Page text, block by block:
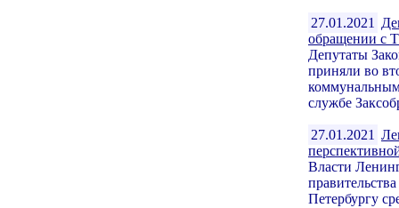
27.01.2021
обращении с
Депутаты
приняли во
службе
27.01.2021
Власти
Петербургу